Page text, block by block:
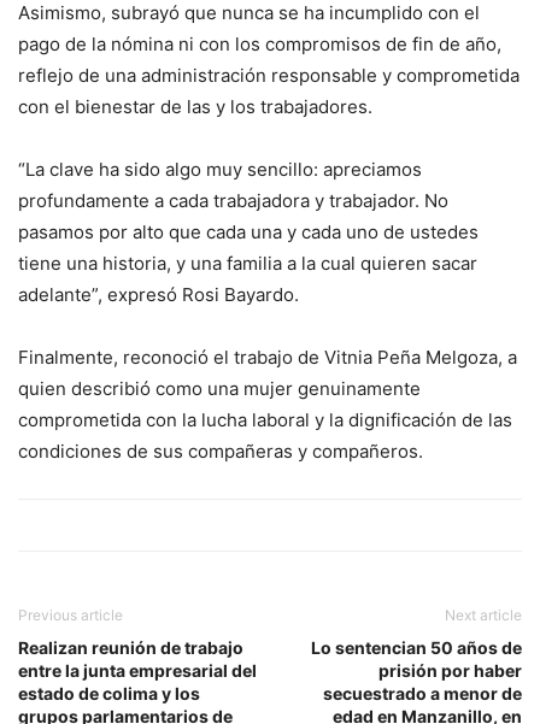
Asimismo, subrayó que nunca se ha incumplido con el
pago de la nómina ni con los compromisos de fin de año,
reflejo de una administración responsable y comprometida
con el bienestar de las y los trabajadores.
“La clave ha sido algo muy sencillo: apreciamos
profundamente a cada trabajadora y trabajador. No
pasamos por alto que cada una y cada uno de ustedes
tiene una historia, y una familia a la cual quieren sacar
adelante”, expresó Rosi Bayardo.
Finalmente, reconoció el trabajo de Vitnia Peña Melgoza, a
quien describió como una mujer genuinamente
comprometida con la lucha laboral y la dignificación de las
condiciones de sus compañeras y compañeros.
Previous article
Realizan reunión de trabajo
entre la junta empresarial del
estado de colima y los
grupos parlamentarios de
Next article
Lo sentencian 50 años de
prisión por haber
secuestrado a menor de
edad en Manzanillo, en